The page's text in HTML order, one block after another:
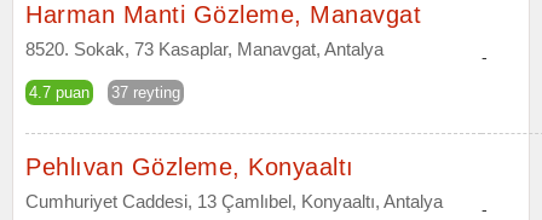
Harman Manti Gözleme, Manavgat
8520. Sokak, 73 Kasaplar, Manavgat, Antalya
4.7 puan 37 reyting
-
Pehlıvan Gözleme, Konyaaltı
Cumhuriyet Caddesi, 13 Çamlıbel, Konyaaltı, Antalya -